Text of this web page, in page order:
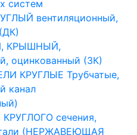
систем
вентиляционный,
КРЫШНЫЙ,
оцинкованный (ЗК)
КРУГЛЫЕ Трубчатые,
канал
сечения,
(НЕРЖАВЕЮЩАЯ